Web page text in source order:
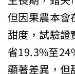
但因果農本
甜度，試驗
省19.3%至